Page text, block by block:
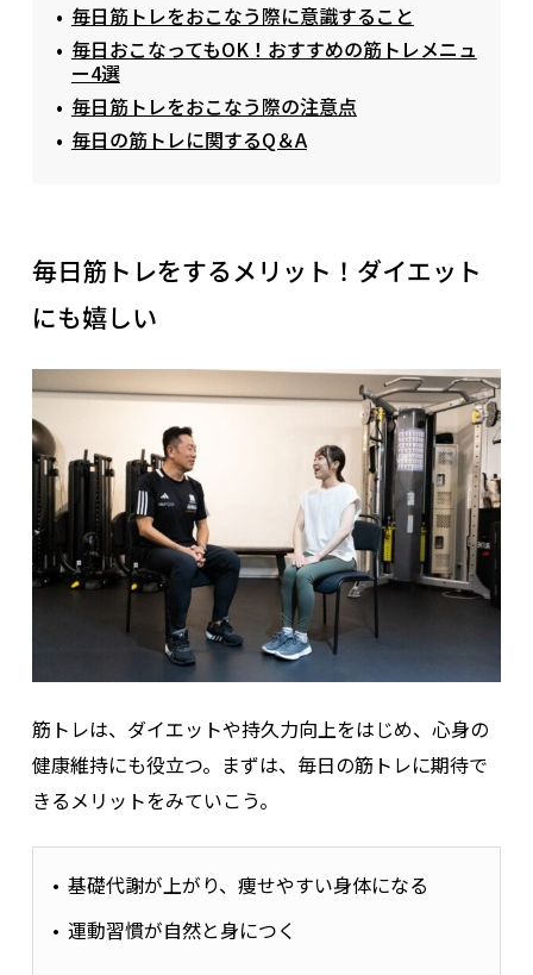
毎日筋トレをおこなう際に意識すること
毎日おこなってもOK！おすすめの筋トレメニュ
ー4選
毎日筋トレをおこなう際の注意点
毎日の筋トレに関するQ＆A
毎日筋トレをするメリット！ダイエット
にも嬉しい
筋トレは、ダイエットや持久力向上をはじめ、心身の
健康維持にも役立つ。まずは、毎日の筋トレに期待で
きるメリットをみていこう。
基礎代謝が上がり、痩せやすい身体になる
運動習慣が自然と身につく